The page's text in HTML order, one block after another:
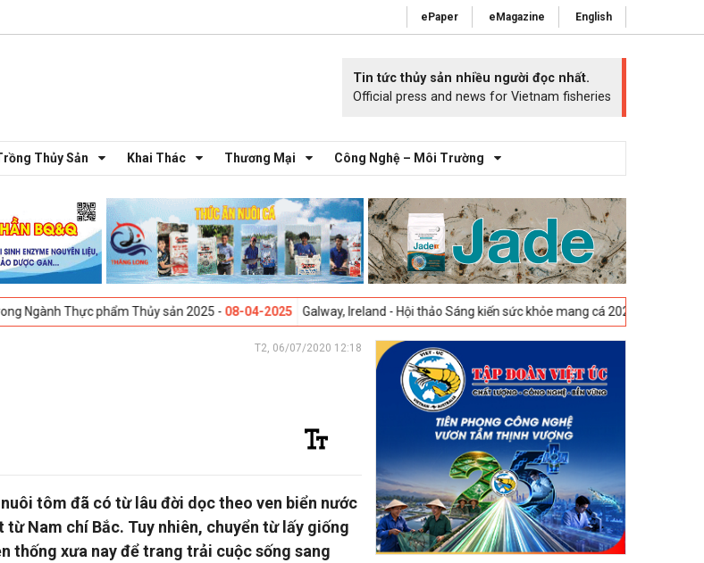
ePaper eMagazine English
Tin tức thủy sản nhiều người đọc nhất.
Official press and news for Vietnam fisheries
Thủy Sản Khai Thác Thương Mại Công Nghệ – Môi Trường
Thủy sản 2025 -08-04-2025 Galway, Ireland - Hội thảo Sáng kiến sức khỏe mang cá 2025 -23-04-2025
T2, 06/07/2020 12:18
tôm đã có từ lâu đời dọc theo ven biển nước
Nam chí Bắc. Tuy nhiên, chuyển từ lấy giống
thống xưa nay để trang trải cuộc sống sang